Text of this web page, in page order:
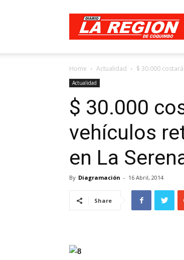
Diario
Región
Home Actualidad $ 30.000
Actualidad
$ 30.000
vehículos
en La
By Diagramación - 16 Abril, 2014
Share